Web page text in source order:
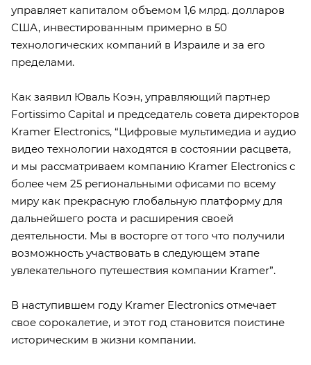
управляет капиталом объемом 1,6 млрд. долларов
США, инвестированным примерно в 50
технологических компаний в Израиле и за его
пределами.
Как заявил Юваль Коэн, управляющий партнер
Fortissimo Capital и председатель совета директоров
Kramer Electronics, “Цифровые мультимедиа и аудио
видео технологии находятся в состоянии расцвета,
и мы рассматриваем компанию Kramer Electronics с
более чем 25 региональными офисами по всему
миру как прекрасную глобальную платформу для
дальнейшего роста и расширения своей
деятельности. Мы в восторге от того что получили
возможность участвовать в следующем этапе
увлекательного путешествия компании Kramer”.
В наступившем году Kramer Electronics отмечает
свое сорокалетие, и этот год становится поистине
историческим в жизни компании.